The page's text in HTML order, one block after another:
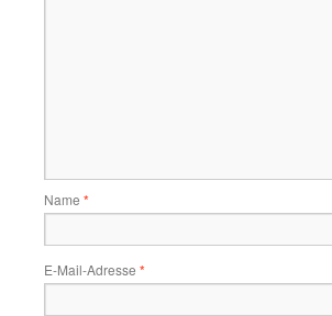
Name *
E-Mail-Adresse *